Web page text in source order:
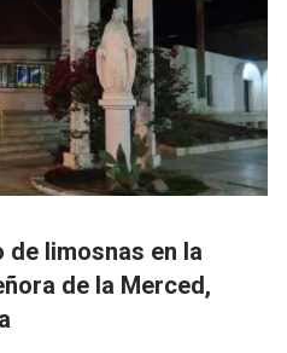
limosnas en la
de la Merced,